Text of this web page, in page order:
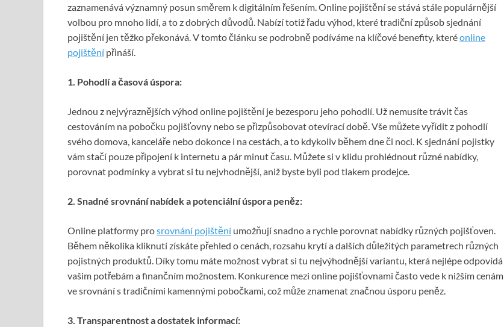
zaznamenává významný posun směrem k digitálním řešením. Online pojištění se stává stále populárnější
volbou pro mnoho lidí, a to z dobrých důvodů. Nabízí totiž řadu výhod, které tradiční způsob sjednání
pojištění jen těžko překonává. V tomto článku se podrobně podíváme na klíčové benefity, kteréonline
pojištění přináší.
1. Pohodlí a časová úspora:
Jednou z nejvýraznějších výhod online pojištění je bezesporu jeho pohodlí. Už nemusíte trávit čas
cestováním na pobočku pojišťovny nebo se přizpůsobovat otevírací době. Vše můžete vyřídit z pohodlí
svého domova, kanceláře nebo dokonce i na cestách, a to kdykoliv během dne či noci. K sjednání pojistky
vám stačí pouze připojení k internetu a pár minut času. Můžete si v klidu prohlédnout různé nabídky,
porovnat podmínky a vybrat si tu nejvhodnější, aniž byste byli pod tlakem prodejce.
2. Snadné srovnání nabídek a potenciální úspora peněz:
Online platformy prosrovnání pojištění umožňují snadno a rychle porovnat nabídky různých pojišťoven.
Během několika kliknutí získáte přehled o cenách, rozsahu krytí a dalších důležitých parametrech různých
pojistných produktů. Díky tomu máte možnost vybrat si tu nejvýhodnější variantu, která nejlépe odpovídá
vašim potřebám a finančním možnostem. Konkurence mezi online pojišťovnami často vede k nižším cenám
ve srovnání s tradičními kamennými pobočkami, což může znamenat značnou úsporu peněz.
3. Transparentnost a dostatek informací: